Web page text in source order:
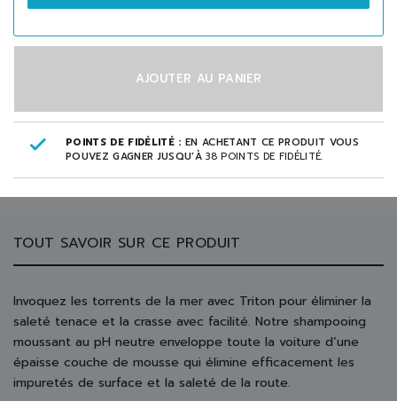
AJOUTER AU PANIER
POINTS DE FIDÉLITÉ : EN ACHETANT CE PRODUIT VOUS
POUVEZ GAGNER JUSQU'À38POINTS DE FIDÉLITÉ.
TOUT SAVOIR SUR CE PRODUIT
Invoquez les torrents de la mer avec Triton pour éliminer la
saleté tenace et la crasse avec facilité. Notre shampooing
moussant au pH neutre enveloppe toute la voiture d’une
épaisse couche de mousse qui élimine efficacement les
impuretés de surface et la saleté de la route.